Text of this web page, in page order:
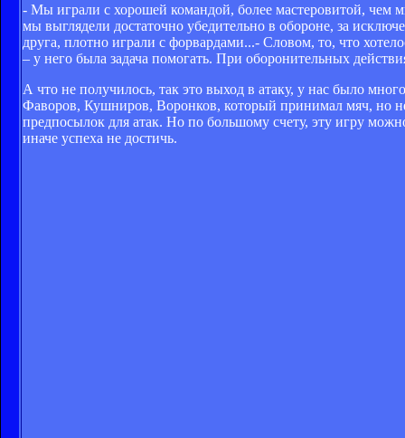
- Мы играли с хорошей командой, более мастеровитой, чем
мы выглядели достаточно убедительно в обороне, за
друга, плотно играли с форвардами...- Словом, то, что
– у него была задача помогать. При оборонительных
А что не получилось, так это выход в атаку, у нас было
Фаворов, Кушниров, Воронков, который принимал мяч, но
предпосылок для атак. Но по большому счету, эту игру
иначе успеха не достичь.